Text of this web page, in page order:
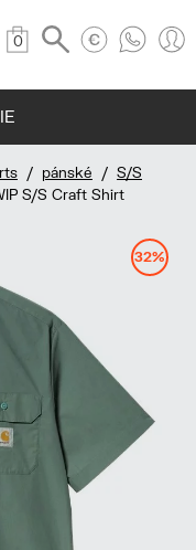
0
/ pánské / S/S
S/S Craft Shirt
32%